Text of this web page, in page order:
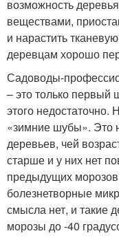
возможность
веществами,
и нарастить
деревцам хорошо
Садоводы-
– это только первый
этого недостаточно.
«зимние шубы». Это
деревьев, чей
старше и у них нет
предыдущих
болезнетворные
смысла нет, и такие
морозы до -40